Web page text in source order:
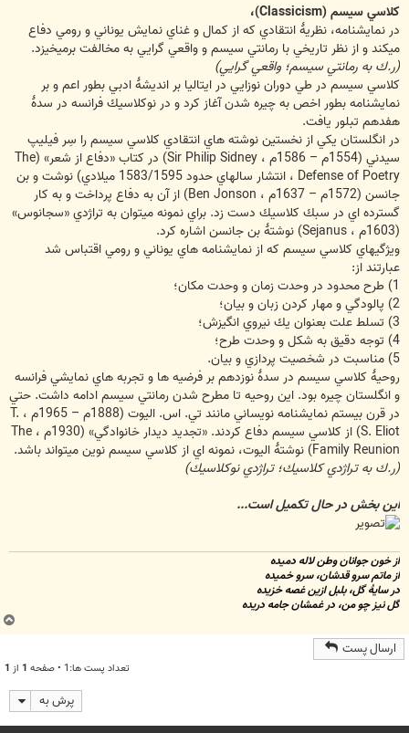
كلاسي سيسم (Classicism)،
در نمايشنامه، نظريۀ انتقادي كه از كمال و غناي نمايش يوناني و رومي دفاع
ميكند و از نظر تاريخي با رمانتي سيسم و واقعي گرايي به مخالفت برميخيزد.
(ر.ك به رمانتي سيسم؛ واقعي گرايي)
كلاسي سيسم در طي دوران نوزايي در ايتاليا بر انديشۀ ادبي بطور اعم و بر
نمايشنامه بطور اخص به چيره شدن آغاز كرد و در نوكلاسيك فرانسه در سدۀ
هفدهم تبلور يافت.
در انگلستان يكي از نخستين نوشته هاي انتقادي كلاسي سيسم را سِر فيليپ
سيدني (1554م – 1586م ، Sir Philip Sidney) در كتاب «دفاع از شعر» (The
Defense of Poetry ، انتشار سالهاي حدود 1583/1595 ميلادي) نوشت و بن
جانسن (1572م – 1637م ، Ben Jonson) از آن به دفاع پرداخت و به كار
گسترده اي در سبك كلاسيك دست زد. براي نمونه ميتوان به تراژدي «سجانوس»
(1603م ، Sejanus) نوشتۀ بن جانسن اشاره كرد.
ويژگيهاي كلاسي سيسم كه از نمايشنامه هاي يوناني و رومي اقتباس شد
عبارتند از:
1) طرح محدود در وحدت زمان و وحدت مكان؛
2) پالودگي و مهار كردن زبان و بيان؛
3) تسلط علت بعنوان يك نيروي انگيزش؛
4) توجه دقيق به شكل و وحدت طرح؛
5) مناسبت در شخصيت پردازي و بيان.
روحيۀ كلاسي سيسم در سدۀ نوزدهم بر فرضيه ها و تجربه هاي نمايشي فرانسه
و انگلستان چيره بود. اين روحيه تا مطرح شدن رمانتي سيسم ادامه داشت. حتي
در قرن بيستم نمايشنامه نويساني مانند تي. اس. اليوت (1888م – 1965م ، T.
S. Eliot) از كلاسي سيسم دفاع كردند. «تجديد ديدار خانوادگي» (1930م ، The
Family Reunion) نوشتۀ اليوت، نمونه اي از كلاسي سيسم نوين ميتواند باشد.
(ر.ك به تراژدي كلاسيك؛ تراژدي نوكلاسيك)
اين بخش در حال تكميل است...
از خون جوانان وطن لاله دميده
از ماتم سرو قدشان، سرو خميده
در سايۀ گل، بلبل ازين غصه خزيده
گل نيز چو من، در غمشان جامه دريده
ارسال پست
تعداد پست ها:1 • صفحه 1 از 1
پرش به